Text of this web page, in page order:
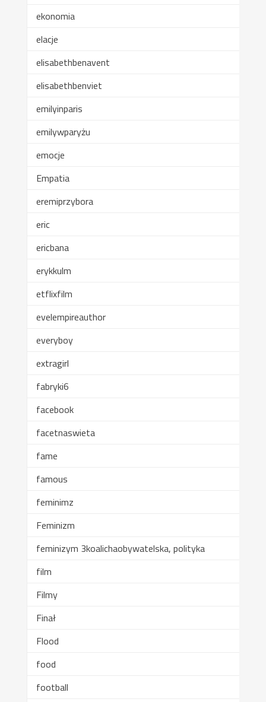
ekonomia
elacje
elisabethbenavent
elisabethbenviet
emilyinparis
emilywparyżu
emocje
Empatia
eremiprzybora
eric
ericbana
erykkulm
etflixfilm
evelempireauthor
everyboy
extragirl
fabryki6
facebook
facetnaswieta
fame
famous
feminimz
Feminizm
feminizym 3koalichaobywatelska, polityka
film
Filmy
Finał
Flood
food
football